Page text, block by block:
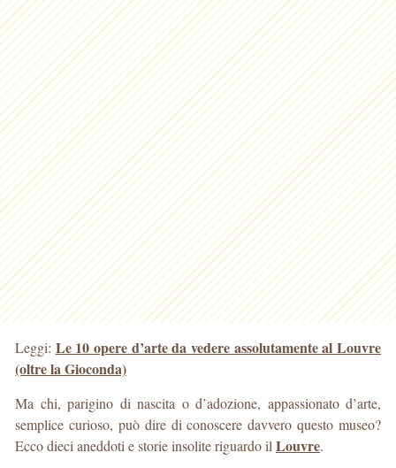
Leggi: Le 10 opere d’arte da vedere assolutamente al Louvre
(oltre la Gioconda)
Ma chi, parigino di nascita o d’adozione, appassionato d’arte,
semplice curioso, può dire di conoscere davvero questo museo?
Ecco dieci aneddoti e storie insolite riguardo il Louvre.